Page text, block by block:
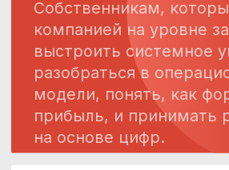
Экспертная поддержка
[04]
сформировать стратегию
развития бизнеса;
определить точки роста;
выстроить систему
бюджетирования.